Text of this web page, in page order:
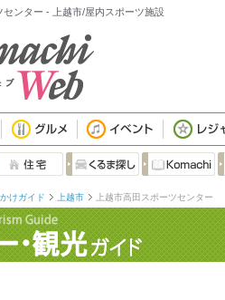
センター - 上越市/屋内スポーツ施設
けガイド 上越市 上越市高田スポーツセンター